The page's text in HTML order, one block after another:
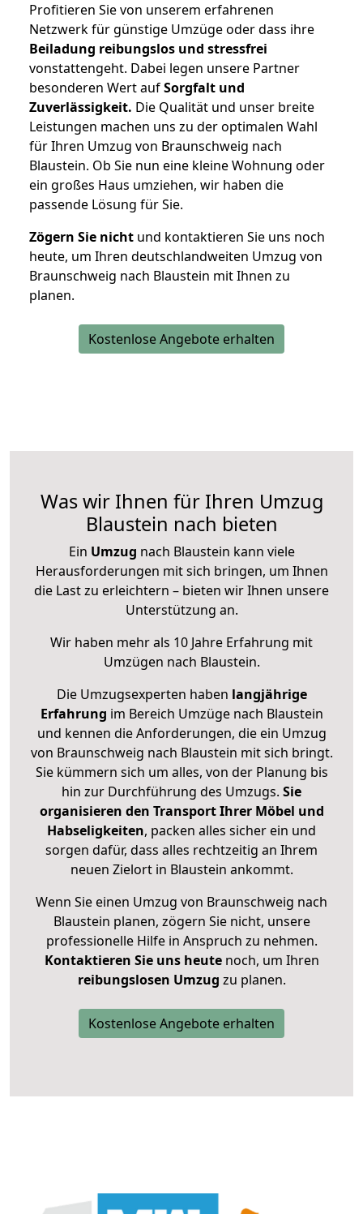
Profitieren Sie von unserem erfahrenen
Netzwerk für günstige Umzüge oder dass ihre
Beiladung reibungslos und stressfrei
vonstattengeht. Dabei legen unsere Partner
besonderen Wert aufSorgfalt und
Zuverlässigkeit. Die Qualität und unser breite
Leistungen machen uns zu der optimalen Wahl
für Ihren Umzug von Braunschweig nach
Blaustein. Ob Sie nun eine kleine Wohnung oder
ein großes Haus umziehen, wir haben die
passende Lösung für Sie.
Zögern Sie nicht und kontaktieren Sie uns noch
heute, um Ihren deutschlandweiten Umzug von
Braunschweig nach Blaustein mit Ihnen zu
planen.
Kostenlose Angebote erhalten
Was wir Ihnen für Ihren Umzug
Blaustein nach bieten
Ein Umzug nach Blaustein kann viele
Herausforderungen mit sich bringen, um Ihnen
die Last zu erleichtern – bieten wir Ihnen unsere
Unterstützung an.
Wir haben mehr als 10 Jahre Erfahrung mit
Umzügen nach Blaustein.
Die Umzugsexperten haben langjährige
Erfahrung im Bereich Umzüge nach Blaustein
und kennen die Anforderungen, die ein Umzug
von Braunschweig nach Blaustein mit sich bringt.
Sie kümmern sich um alles, von der Planung bis
hin zur Durchführung des Umzugs. Sie
organisieren den Transport Ihrer Möbel und
Habseligkeiten, packen alles sicher ein und
sorgen dafür, dass alles rechtzeitig an Ihrem
neuen Zielort in Blaustein ankommt.
Wenn Sie einen Umzug von Braunschweig nach
Blaustein planen, zögern Sie nicht, unsere
professionelle Hilfe in Anspruch zu nehmen.
Kontaktieren Sie uns heutenoch, um Ihren
reibungslosen Umzug zu planen.
Kostenlose Angebote erhalten